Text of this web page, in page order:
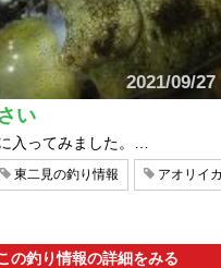
2021/09/
い
入ってみました。…
東二見の釣り情報 アオリイ
の釣り情報の詳細をみる